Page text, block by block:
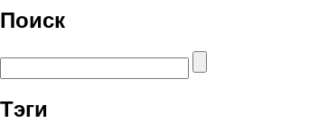
Поиск
Тэги